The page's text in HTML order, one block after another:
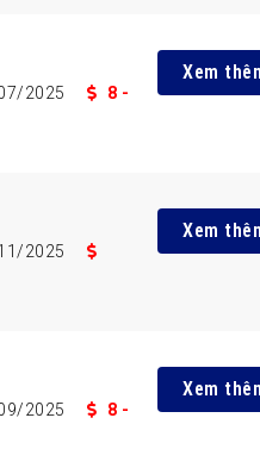
2025
8 -
Xem
2025
Xem
2025
8 -
Xem